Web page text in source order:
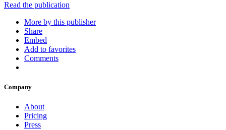
Read the publication
More by this publisher
Share
Embed
Add to favorites
Comments
Company
About
Pricing
Press